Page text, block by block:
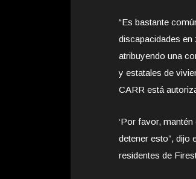
“Es bastante
discapacidades en
atribuyendo una
y estatales de
CARR está
‘Por favor,
detener esto”, dijo
residentes de